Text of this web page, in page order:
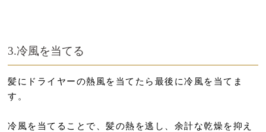
3.冷風を当てる
髪にドライヤーの熱風を当てたら最後に冷風を当てま
す。
冷風を当てることで、髪の熱を逃し、余計な乾燥を抑え